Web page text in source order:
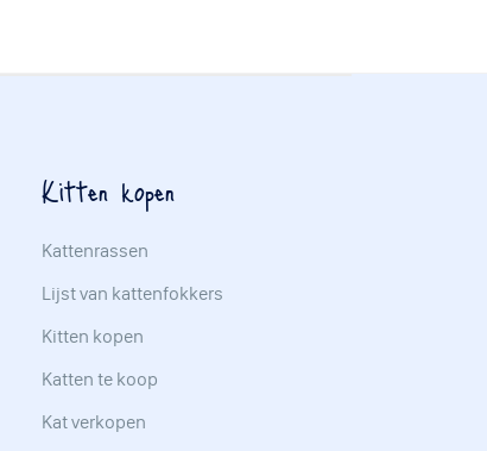
Kitten kopen
Kattenrassen
Lijst van kattenfokkers
Kitten kopen
Katten te koop
Kat verkopen